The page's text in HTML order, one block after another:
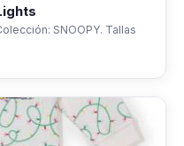
SNOOPY. Tallas